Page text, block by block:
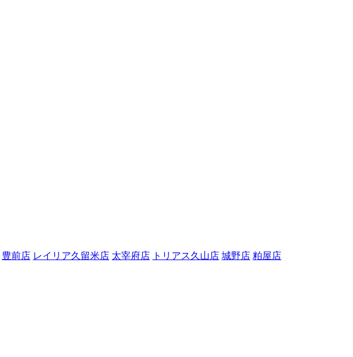
豊前店 レイリア久留米店 太宰府店 トリアス久山店 城野店 粕屋店